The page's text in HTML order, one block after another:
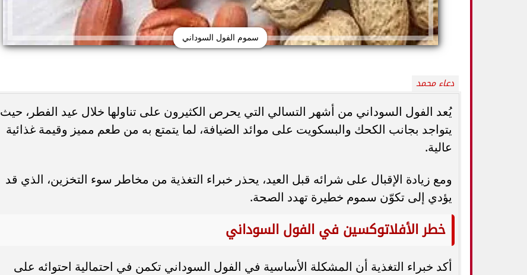
سموم الفول السوداني
دعاء محمد
يُعد الفول السوداني من أشهر التسالي التي يحرص الكثيرون على تناولها خلال عيد الفطر، حيث
يتواجد بجانب الكحك والبسكويت على موائد الضيافة، لما يتمتع به من طعم مميز وقيمة غذائية
عالية.
ومع زيادة الإقبال على شرائه قبل العيد، يحذر خبراء التغذية من مخاطر سوء التخزين، الذي قد
يؤدي إلى تكوّن سموم خطيرة تهدد الصحة.
خطر الأفلاتوكسين في الفول السوداني
أكد خبراء التغذية أن المشكلة الأساسية في الفول السوداني تكمن في احتمالية احتوائه على
أفضل أطعمة صيفية لترطيب الجسم وتقوية
كيف تميزين بين حب الشباب وسرطان